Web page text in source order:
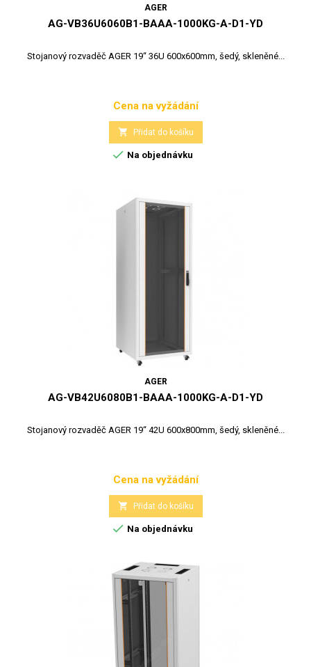
AGER
AG-VB36U6060B1-BAAA-1000KG-A-D1-YD
Stojanový rozvaděč AGER 19“ 36U 600x600mm, šedý, skleněné...
Cena
Cena na vyžádání
 Přidat do košíku
 Na objednávku
AGER
AG-VB42U6080B1-BAAA-1000KG-A-D1-YD
Stojanový rozvaděč AGER 19“ 42U 600x800mm, šedý, skleněné...
Cena
Cena na vyžádání
 Přidat do košíku
 Na objednávku